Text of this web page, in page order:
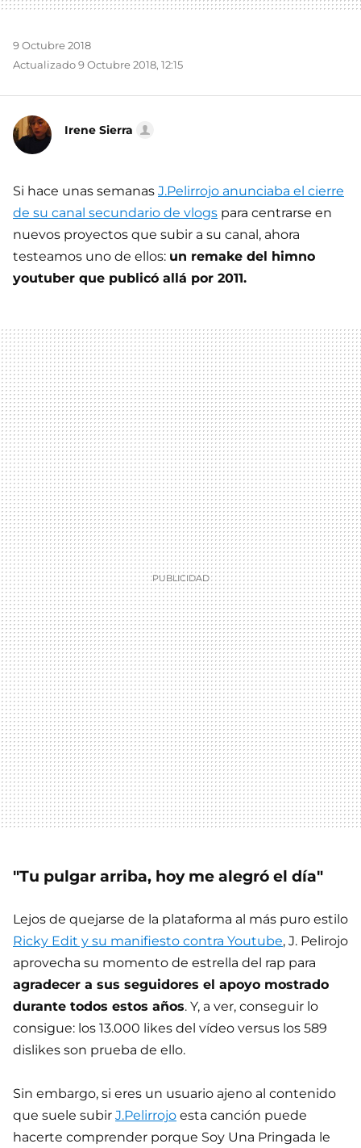
9 Octubre 2018
Actualizado 9 Octubre 2018, 12:15
Irene Sierra
Si hace unas semanas J.Pelirrojo anunciaba el cierre
de su canal secundario de vlogs para centrarse en
nuevos proyectos que subir a su canal, ahora
testeamos uno de ellos: un remake del himno
youtuber que publicó allá por 2011.
"Tu pulgar arriba, hoy me alegró el día"
Lejos de quejarse de la plataforma al más puro estilo
Ricky Edit y su manifiesto contra Youtube, J. Pelirojo
aprovecha su momento de estrella del rap para
agradecer a sus seguidores el apoyo mostrado
durante todos estos años. Y, a ver, conseguir lo
consigue: los 13.000 likes del vídeo versus los 589
dislikes son prueba de ello.
Sin embargo, si eres un usuario ajeno al contenido
que suele subir J.Pelirrojo esta canción puede
hacerte comprender porque Soy Una Pringada le